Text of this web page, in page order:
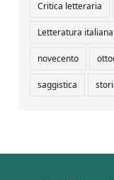
Critica letteraria
Letteratura italiana
novecento
saggistica